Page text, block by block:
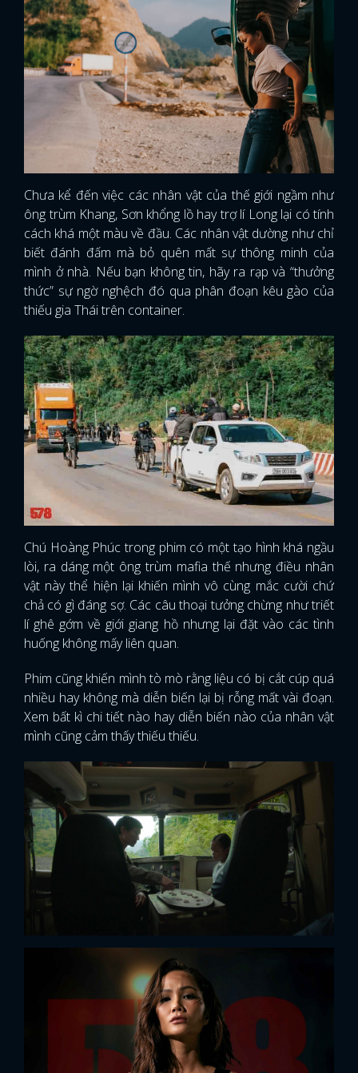
ĐĂNG NHẬP
Chưa kể đến việc các nhân vật của thế giới ngầm như
ông trùm Khang, Sơn khổng lồ hay trợ lí Long lại có tính
cách khá một màu về đầu. Các nhân vật dường như chỉ
biết đánh đấm mà bỏ quên mất sự thông minh của
mình ở nhà. Nếu bạn không tin, hãy ra rạp và “thưởng
thức” sự ngờ nghệch đó qua phân đoạn kêu gào của
thiếu gia Thái trên container.
Chú Hoàng Phúc trong phim có một tạo hình khá ngầu
lòi, ra dáng một ông trùm mafia thế nhưng điều nhân
vật này thể hiện lại khiến mình vô cùng mắc cười chứ
chả có gì đáng sợ. Các câu thoại tưởng chừng như triết
lí ghê gớm về giới giang hồ nhưng lại đặt vào các tình
huống không mấy liên quan.
Phim cũng khiến mình tò mò rằng liệu có bị cắt cúp quá
nhiều hay không mà diễn biến lại bị rỗng mất vài đoạn.
Xem bất kì chi tiết nào hay diễn biến nào của nhân vật
mình cũng cảm thấy thiếu thiếu.